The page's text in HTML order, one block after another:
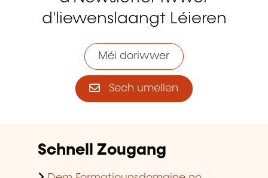
d'liewenslaangt Léieren
Méi doriwwer
Sech umellen
Schnell Zougang